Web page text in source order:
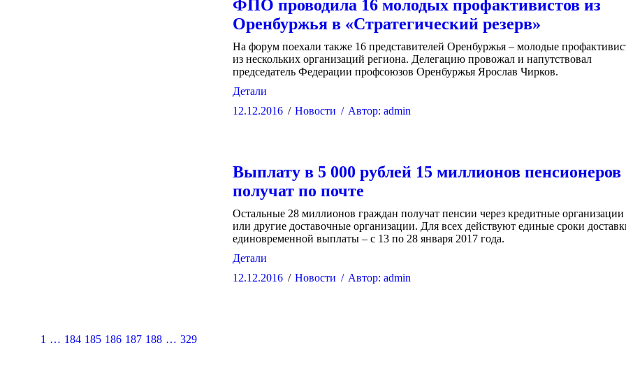
ФПО проводила 16 молодых профактивистов из
Оренбуржья в «Стратегический резерв»
На форум поехали также 16 представителей Оренбуржья – молодые
из нескольких организаций региона. Делегацию провожал и напутствовал
председатель Федерации профсоюзов Оренбуржья Ярослав Чирков.
Детали
12.12.2016
Новости Автор:admin
Выплату в 5 000 рублей 15 миллионов пенсионеров
получат по почте
Остальные 28 миллионов граждан получат пенсии через кредитные организации
или другие доставочные организации. Для всех действуют единые сроки
единовременной выплаты – с 13 по 28 января 2017 года.
Детали
12.12.2016
Новости Автор:admin
1 … 184 185 186 187 188 … 329